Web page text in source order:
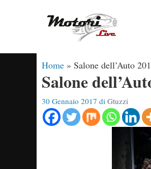
Home » Salone dell’Auto
Salone
30 Gennaio 2017 di Gtuzzi